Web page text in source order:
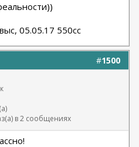
05.05.17 550сс
#1500
в 2 сообщениях